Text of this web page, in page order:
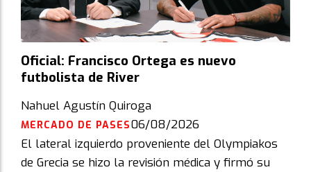
Oficial: Francisco Ortega es nuevo
futbolista de River
Nahuel Agustín Quiroga
MERCADO DE PASES06/08/2026
El lateral izquierdo proveniente del Olympiakos
de Grecia se hizo la revisión médica y firmó su